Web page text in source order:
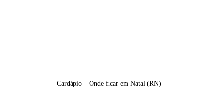
Cardápio – Onde ficar em Natal (RN)